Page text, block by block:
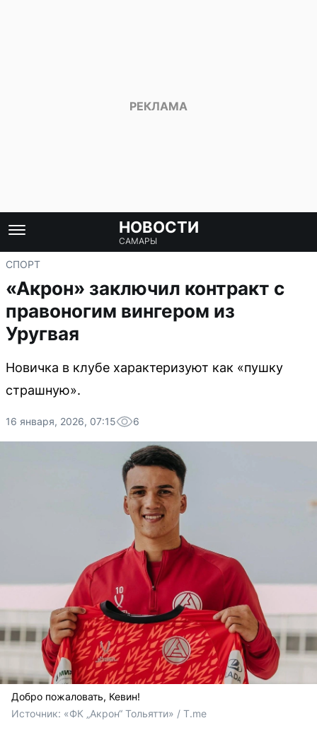
НОВОСТИ
САМАРЫ
СПОРТ
«Акрон» заключил контракт с
правоногим вингером из
Уругвая
Новичка в клубе характеризуют как «пушку
страшную».
16 января, 2026, 07:15 6
Добро пожаловать, Кевин!
Источник: «ФК „Акрон“ Тольятти» / T.me